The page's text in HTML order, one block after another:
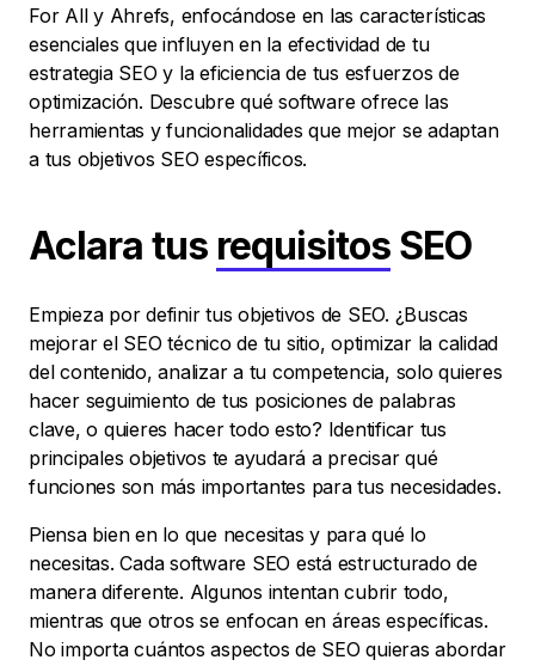
For All y Ahrefs, enfocándose en las características
esenciales que influyen en la efectividad de tu
estrategia SEO y la eficiencia de tus esfuerzos de
optimización. Descubre qué software ofrece las
herramientas y funcionalidades que mejor se adaptan
a tus objetivos SEO específicos.
Aclara tus requisitos SEO
Empieza por definir tus objetivos de SEO. ¿Buscas
mejorar el SEO técnico de tu sitio, optimizar la calidad
del contenido, analizar a tu competencia, solo quieres
hacer seguimiento de tus posiciones de palabras
clave, o quieres hacer todo esto? Identificar tus
principales objetivos te ayudará a precisar qué
funciones son más importantes para tus necesidades.
Piensa bien en lo que necesitas y para qué lo
necesitas. Cada software SEO está estructurado de
manera diferente. Algunos intentan cubrir todo,
mientras que otros se enfocan en áreas específicas.
No importa cuántos aspectos de SEO quieras abordar